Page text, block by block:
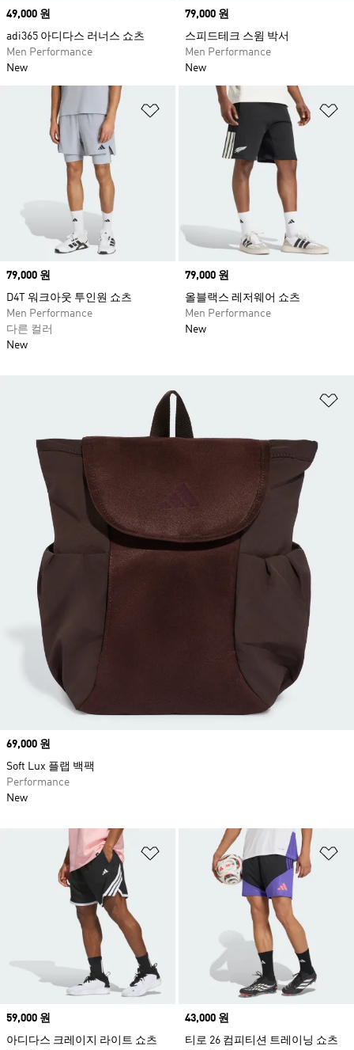
Price
49,000 원
adi365 아디다스 러너스 쇼츠
Men Performance
New
Price
79,000 원
스피드테크 스윔 박서
Men Performance
New
위시리스트 담기
Price
79,000 원
D4T 워크아웃 투인원 쇼츠
Men Performance
다른 컬러
New
Price
79,000 원
올블랙스 레저웨어 쇼츠
Men Performance
New
위시리스트 담기
Price
59,000 원
아디다스 크레이지 라이트 쇼츠
Price
43,000 원
티로 26 컴피티션 트레이닝 쇼츠
Price
69,000 원
Soft Lux 플랩 백팩
Performance
New